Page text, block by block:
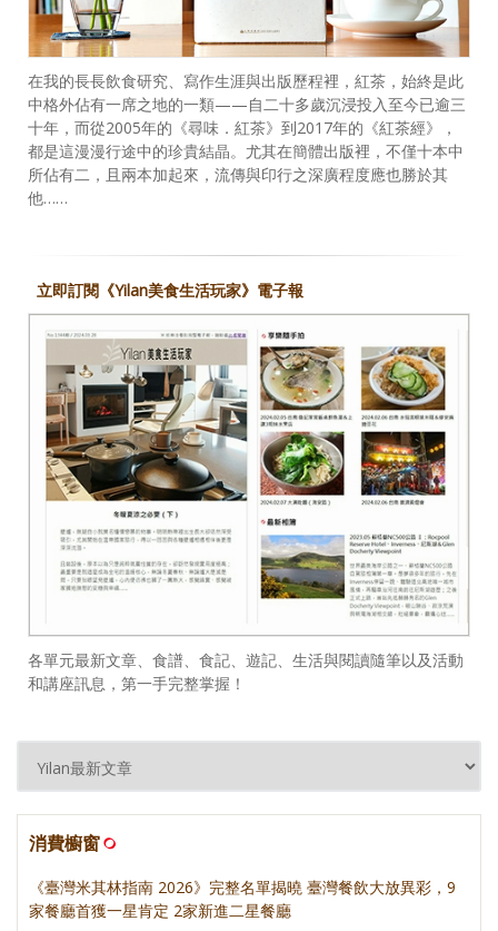
在我的長長飲食研究、寫作生涯與出版歷程裡，紅茶，始終是此
中格外佔有一席之地的一類——自二十多歲沉浸投入至今已逾三
十年，而從2005年的《尋味．紅茶》到2017年的《紅茶經》，
都是這漫漫行途中的珍貴結晶。尤其在簡體出版裡，不僅十本中
所佔有二，且兩本加起來，流傳與印行之深廣程度應也勝於其
他……
立即訂閱《Yilan美食生活玩家》電子報
各單元最新文章、食譜、食記、遊記、生活與閱讀隨筆以及活動
和講座訊息，第一手完整掌握！
消費櫥窗
《臺灣米其林指南 2026》完整名單揭曉 臺灣餐飲大放異彩，9
家餐廳首獲一星肯定 2家新進二星餐廳